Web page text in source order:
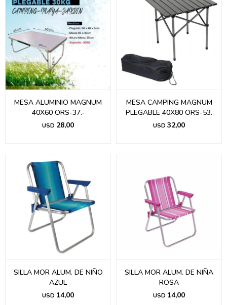
MESA ALUMINIO MAGNUM
40X60 ORS-37.-
USD 28,00
MESA CAMPING MAGNUM
PLEGABLE 40X80 ORS-53.
USD 32,00
SILLA MOR ALUM. DE NIÑO
AZUL
USD 14,00
SILLA MOR ALUM. DE NIÑA
ROSA
USD 14,00